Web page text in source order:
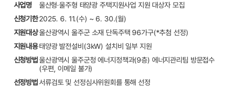
사업명
울산형·울주형 태양광 주택지원사업 지원 대상자 모집
신청기한2025. 6. 11.(수) ~ 6. 30.(월)
지원대상울산광역시 울주군 소재 단독주택 96가구(*추첨 선정)
지원내용태양광 발전설비(3kW) 설치비 일부 지원
신청방법 울산광역시 울주군청 에너지정책과(9층) 에너지관리팀 방문접수
(우편, 이메일 불가)
선정방법 서류검토 및 선정심사위원회를 통해 선정